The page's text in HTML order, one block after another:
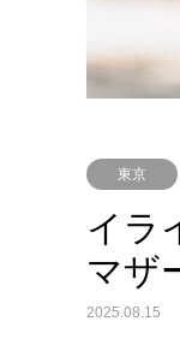
東京
イラ
マザ
2025.08.15